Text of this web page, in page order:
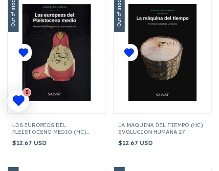
Out of stock
LOS EUROPEOS DEL
PLEISTOCENO MEDIO (HC)
$12.67 USD
Out of stock
LA MAQUINA DEL TIEMPO (HC)
EVOLUCION HUMANA 27
$12.67 USD
0